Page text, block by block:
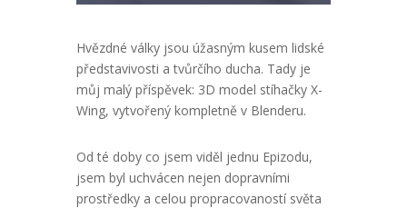
Hvězdné války jsou úžasným kusem lidské
představivosti a tvůrčího ducha. Tady je
můj malý příspěvek: 3D model stíhačky X-
Wing, vytvořený kompletně v Blenderu.
Od té doby co jsem viděl jednu Epizodu,
jsem byl uchvácen nejen dopravními
prostředky a celou propracovaností světa